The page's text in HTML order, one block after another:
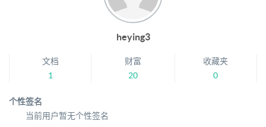
heying3
文档
1
财富
20
收藏夹
0
个性签名
当前用户暂无个性签名